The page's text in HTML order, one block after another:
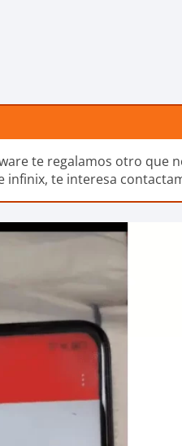
te regalamos otro que
infinix, te interesa